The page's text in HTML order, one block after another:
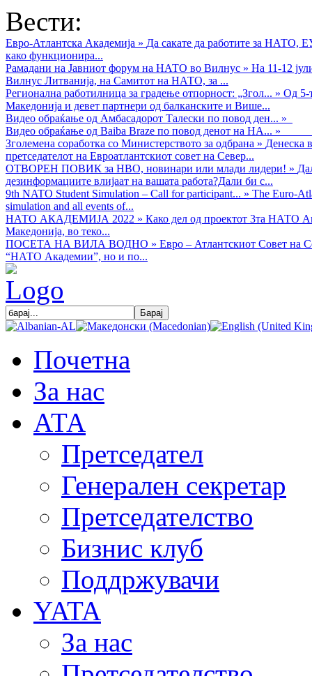
Вести:
Евро-Атлантска Академија » Да сакате да работите за НАТО,
како функционира...
Рамадани на Јавниот форум на НАТО во Вилнус » На 11-12
Вилнус Литванија, на Самитот на НАТО, за ...
Регионална работилница за градење отпорност: „Згол... » Од 5-
Македонија и девет партнери од балканските и Више...
Видео обраќањe од Амбасадорот Талески по повод ден... »
Видео обраќање од Baiba Braze по повод денот на НА... »
Зголемена соработка со Министерството за одбрана » Денеска
претседателот на Евроатлантскиот совет на Север...
ОТВОРЕН ПОВИК за НВО, новинари или млади лидери! »
дезинформациите влијаат на вашата работа?Дали би с...
9th NATO Student Simulation – Call for participant... » The Euro-
simulation and all events of...
НАТО АКАДЕМИЈА 2022 » Како дел од проектот 3та НАТО
Македонија, во теко...
ПОСЕТА НА ВИЛА ВОДНО » Евро – Атлантскиот Совет на
“НАТО Академии”, но и по...
Почетна
За нас
АТА
Претседател
Генерален секретар
Претседателство
Бизнис клуб
Поддржувачи
YATA
За нас